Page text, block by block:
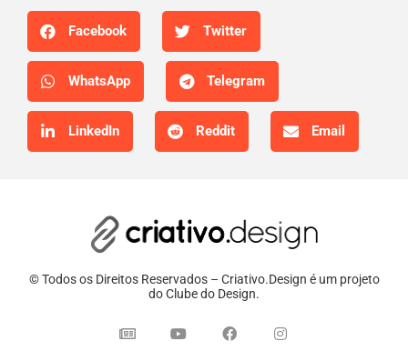
Facebook Twitter
WhatsApp Telegram
LinkedIn Reddit Email
© Todos os Direitos Reservados – Criativo.Design é um projeto
do Clube do Design.